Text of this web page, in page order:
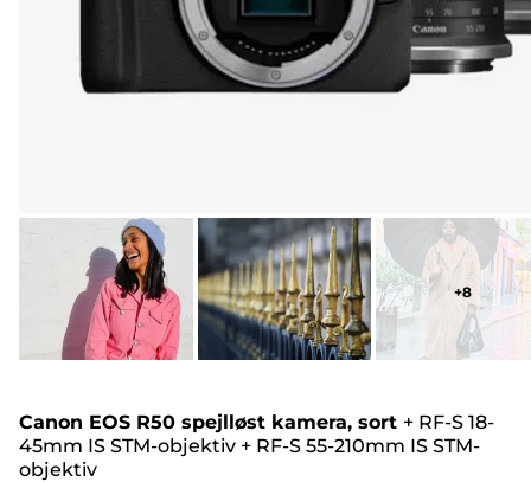
+8
Canon EOS R50 spejlløst kamera, sort + RF-S 18-
45mm IS STM-objektiv + RF-S 55-210mm IS STM-
objektiv